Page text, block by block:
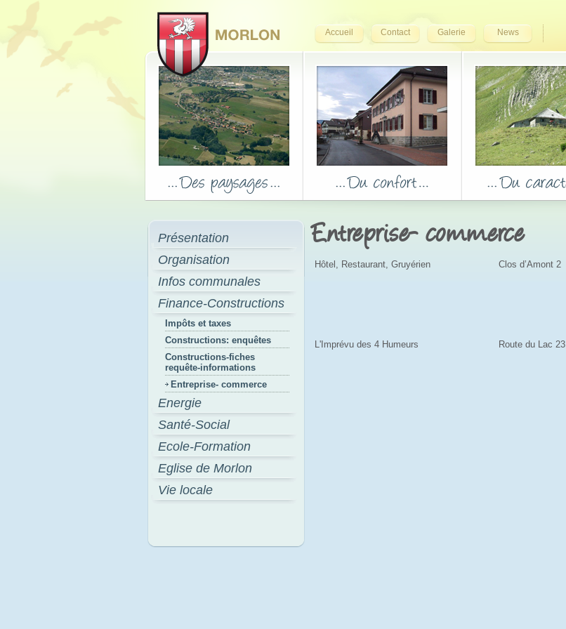
Accueil Contact Galerie News
Présentation
Organisation
Infos communales
Finance-Constructions
Impôts et taxes
Constructions: enquêtes
Constructions-fiches
requête-informations
Entreprise- commerce
Energie
Santé-Social
Ecole-Formation
Eglise de Morlon
Vie locale
Entreprise- commerce
Hôtel, Restaurant, Gruyérien Clos d’Amont 2
L'Imprévu des 4 Humeurs Route du Lac 23